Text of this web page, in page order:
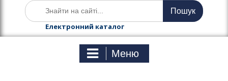
у
Ш
у
а
Електронний каталог
Меню